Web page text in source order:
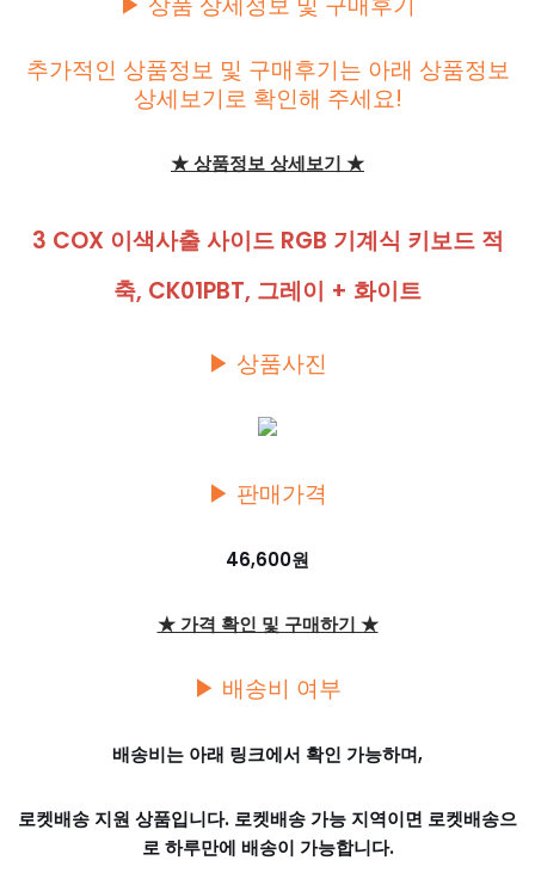
추가적인 상품정보 및 구매후기는 아래 상품정보
상세보기로 확인해 주세요!
★ 상품정보 상세보기 ★
3 COX 이색사출 사이드 RGB 기계식 키보드 적
축, CK01PBT, 그레이 + 화이트
▶ 상품사진
▶ 판매가격
46,600원
★ 가격 확인 및 구매하기 ★
▶ 배송비 여부
배송비는 아래 링크에서 확인 가능하며,
로켓배송 지원 상품입니다. 로켓배송 가능 지역이면 로켓배송으
로 하루만에 배송이 가능합니다.